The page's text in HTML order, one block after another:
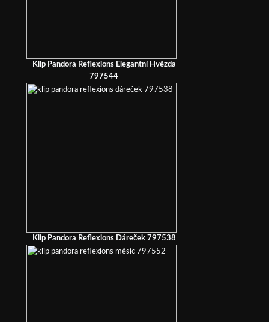
Klip Pandora Reflexions Elegantní Hvězda
797544
Klip Pandora Reflexions Dáreček 797538